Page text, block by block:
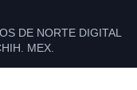
DE NORTE DIGITAL
MEX.